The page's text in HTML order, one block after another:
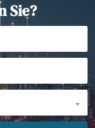
Sie?